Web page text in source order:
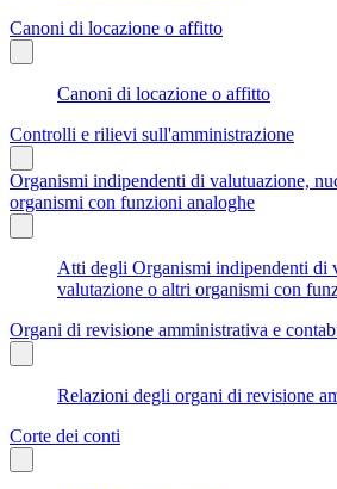
Canoni di locazione o affitto
Canoni di locazione o affitto
Controlli e rilievi sull'amministrazione
Organismi indipendenti di valutuazione,
organismi con funzioni analoghe
Atti degli Organismi indipendenti di
valutazione o altri organismi con
Organi di revisione amministrativa e
Relazioni degli organi di revisione
Corte dei conti